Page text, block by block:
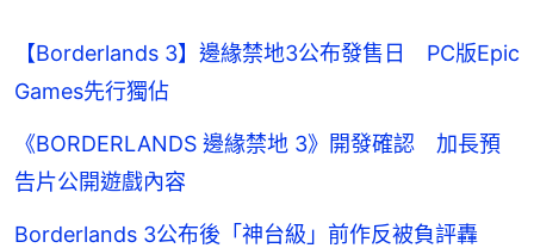
【Borderlands 3】邊緣禁地3公布發售日 PC版Epic
Games先行獨佔
《BORDERLANDS 邊緣禁地 3》開發確認 加長預
告片公開遊戲內容
Borderlands 3公布後「神台級」前作反被負評轟